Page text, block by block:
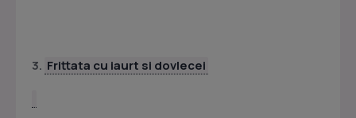
3. Frittata cu iaurt si dovlecei